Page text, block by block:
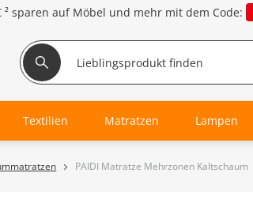
² sparen auf Möbel und mehr mit dem Code:
Textilien Matratzen Lampen
PAIDI Matratze Mehrzonen Kaltschaum